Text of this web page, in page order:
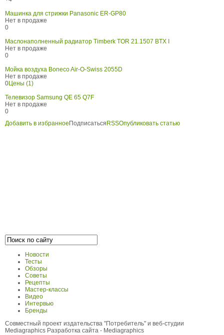
Машинка для стрижки Panasonic ER-GP80
Нет в продаже
0
Маслонаполненный радиатор Timberk TOR 21.1507 BTX I
Нет в продаже
0
Мойка воздуха Boneco Air-O-Swiss 2055D
Нет в продаже
0Цены (1)
Телевизор Samsung QE 65 Q7F
Нет в продаже
0
Добавить в избранное Подписаться RSSОпубликовать статью
Новости
Тесты
Обзоры
Советы
Рецепты
Мастер-классы
Видео
Интервью
Бренды
Совместный проект издательства "Потребитель" и веб-студии
Mediagraphics Разработка сайта - Mediagraphics